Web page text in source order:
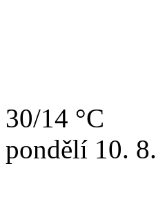
30/14 °C
pondělí 10. 8.